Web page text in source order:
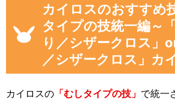
カイロスのおすすめ
タイプの技統一編～
り／シザークロス」
／シザークロス」カ
カイロスの 「むしタイプの技」 で統一